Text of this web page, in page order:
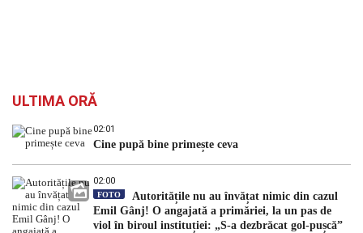
ULTIMA ORĂ
02:01
Cine pupă bine primește ceva
02:00
FOTO
Autoritățile nu au învățat nimic din cazul
Emil Gânj! O angajată a primăriei, la un pas de
viol în biroul instituției: „S-a dezbrăcat gol-pușcă”